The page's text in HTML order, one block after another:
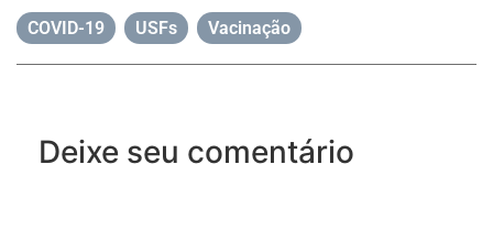
COVID-19 USFs Vacinação
Deixe seu comentário